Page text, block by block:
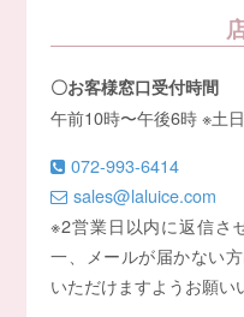
〇お客様窓口受付時間
午前10時〜午後6時 ※土
072-993-6414
sales@laluice.com
※2営業日以内に返信さ
一、メールが届かない
いただけますようお願い